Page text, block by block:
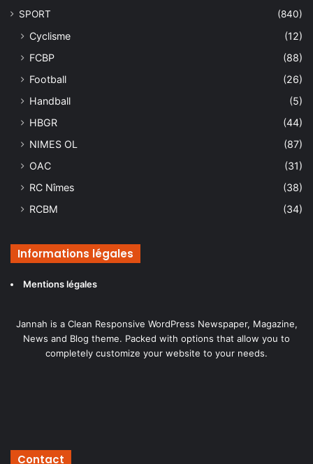
SPORT
(840)
Cyclisme
(12)
FCBP
(88)
Football
(26)
Handball
(5)
HBGR
(44)
NIMES OL
(87)
OAC
(31)
RC Nîmes
(38)
RCBM
(34)
Informations légales
Mentions légales
Jannah is a Clean Responsive WordPress Newspaper, Magazine,
News and Blog theme. Packed with options that allow you to
completely customize your website to your needs.
Contact